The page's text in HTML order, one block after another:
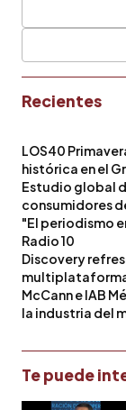
Recientes
LOS40
histórica en el
Estudio global
consumidores
"El periodismo
Radio 10
Discovery
McCann e IAB
la industria del
Te puede